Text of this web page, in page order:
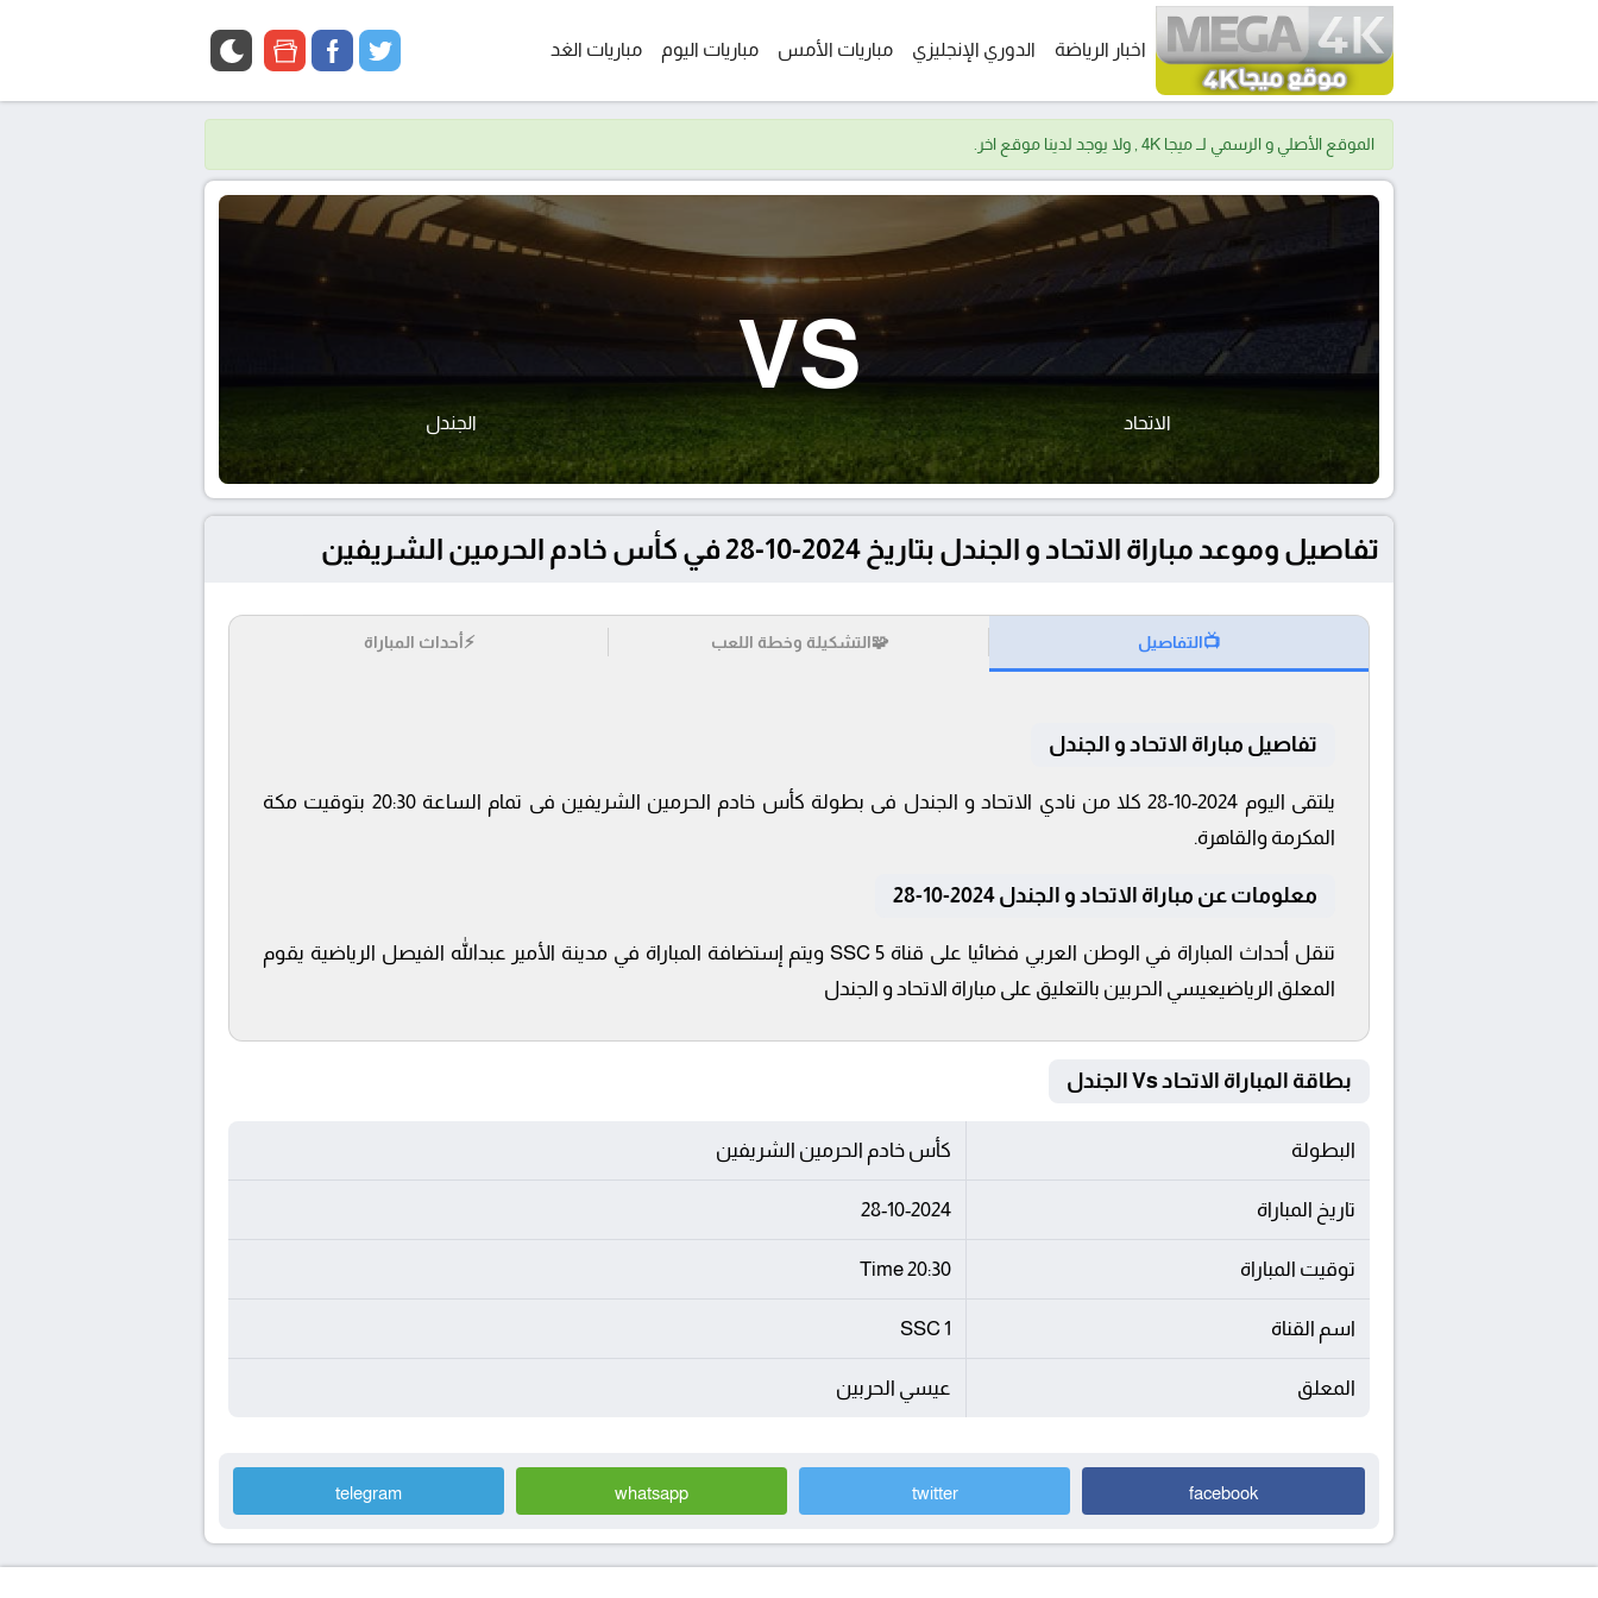
اخبار الرياضة الدوري الإنجليزي مباريات الأمس مباريات اليوم مباريات الغد twitter
facebook
google
الموقع الأصلي و الرسمي لــ ميجا 4K , ولا يوجد لدينا موقع اخر.
الاتحاد
VS
الجندل
تفاصيل وموعد مباراة الاتحاد و الجندل بتاريخ 2024-10-28 في كأس خادم الحرمين الشريفين
📺التفاصيل 🧩التشكيلة وخطة اللعب ⚡أحداث المباراة
تفاصيل مباراة الاتحاد و الجندل
يلتقى اليوم 2024-10-28 كلا من نادي الاتحاد و الجندل فى بطولة كأس خادم الحرمين الشريفين فى تمام الساعة 20:30 بتوقيت مكة
المكرمة والقاهرة.
معلومات عن مباراة الاتحاد و الجندل 2024-10-28
تنقل أحداث المباراة في الوطن العربي فضائيا على قناة SSC 5 ويتم إستضافة المباراة في مدينة الأمير عبدالله الفيصل الرياضية يقوم
المعلق الرياضيعيسي الحربين بالتعليق على مباراة الاتحاد و الجندل
بطاقة المباراة الاتحاد Vs الجندل
البطولة كأس خادم الحرمين الشريفين
تاريخ المباراة 28-10-2024
توقيت المباراة 20:30 Time
اسم القناة SSC 1
المعلق عيسي الحربين
facebook
twitter
whatsapp
telegram